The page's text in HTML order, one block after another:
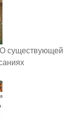
О существующей